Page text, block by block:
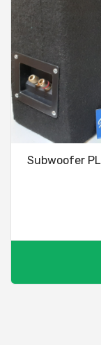
Subwoofer